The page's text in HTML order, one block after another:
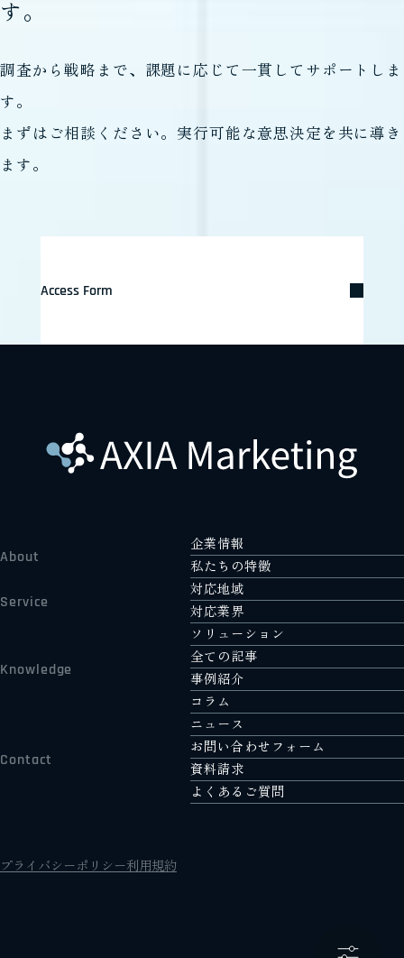
す。
調査から戦略まで、課題に応じて一貫してサポートしま
す。
まずはご相談ください。実行可能な意思決定を共に導き
ます。
Access Form
About
企業情報
私たちの特徴
Service
対応地域
対応業界
ソリューション
Knowledge
全ての記事
事例紹介
コラム
ニュース
Contact
お問い合わせフォーム
資料請求
よくあるご質問
プライバシーポリシー利用規約